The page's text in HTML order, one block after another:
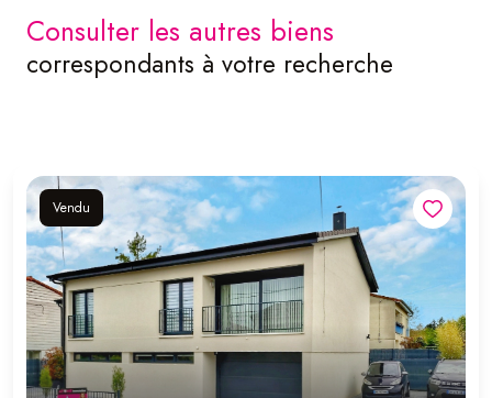
consulter les autres biens
correspondants à votre recherche
Vendu